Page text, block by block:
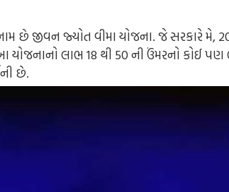
છે જીવન જ્યોત વીમા યોજના. જે સરકારે મે,
લાભ 18 થી 50 ની ઉંમરનો કોઈ પણ
છે.